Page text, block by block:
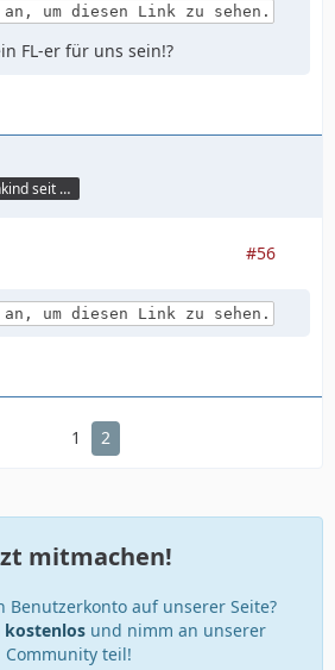
um diesen Link zu sehen.
FL-er für uns sein!?
Brehmstraßenkind seit 75
#56
um diesen Link zu sehen.
1 2
mitmachen!
Benutzerkonto auf unserer Seite?
kostenlos und nimm an unserer
Community teil!